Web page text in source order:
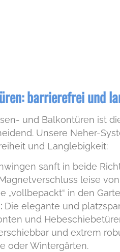
barrierefrei und
und Balkontüren ist
Unsere Neher-
und Langlebigkeit:
sanft in beide
leise
„vollbepackt“ in den
Die elegante und
und
und extrem
oder Wintergärten.